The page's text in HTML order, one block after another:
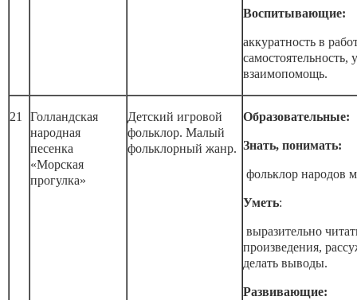
Воспитывающие:
аккуратность в
самостоятельность,
взаимопомощь.
21
Голландская
народная
песенка
«Морская
прогулка»
Детский игровой
фольклор. Малый
фольклорный жанр.
Образовательные:
Знать, понимать:
фольклор народов
Уметь:
выразительно
произведения,
делать выводы.
Развивающие: